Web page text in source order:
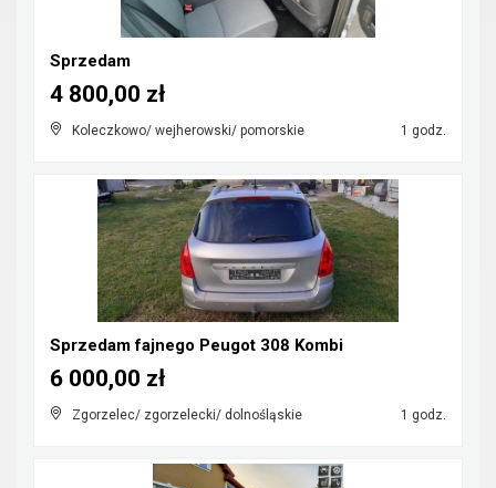
Sprzedam
Koleczkowo/ wejherowski/ pomorskie 1 godz.
4 800,00 zł
Sprzedam fajnego Peugot 308 Kombi
Zgorzelec/ zgorzelecki/ dolnośląskie 1 godz.
6 000,00 zł